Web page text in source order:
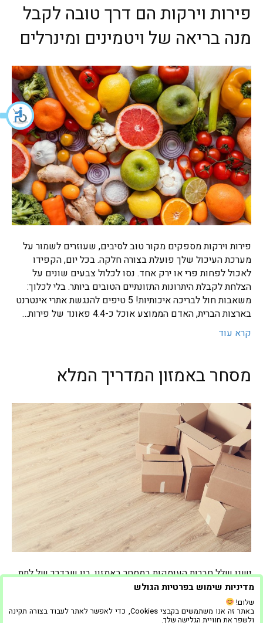
פירות וירקות הם דרך טובה לקבל
מנה בריאה של ויטמינים ומינרלים
פירות וירקות מספקים מקור טוב לסיבים, שעוזרים לשמור על
מערכת העיכול שלך פועלת בצורה חלקה. בכל יום, הקפידו
לאכול לפחות פרי או ירק אחד. נסו לכלול צבעים שונים על
הצלחת לקבלת היתרונות התזונתיים הטובים ביותר. בלי לכלוך:
משאבות חול לבריכה איכותיות! 5 טיפים להנגשת אתרי אינטרנט
בארצות הברית, האדם הממוצע אוכל כ-4.4 פאונד של פירות…
קרא עוד
מסחר באמזון המדריך המלא
ישנן שלל חברות העוסקות במסחר באמזון, בין שבדרך של לתת
להם מוצר והם כבר יתפעלו את תהליך המכירה בעבור אחוז
מסוים מהרווחים, או לחלופין ללמוד בעבור כאב ראש סמלי,
ולעיתים גם עלות שהיא נחשבת לזניחה גם אם מדובר באלפי
מדיניות שימוש בפרטיות הגולש
שלום!
באתר זה אנו משתמשים בקבצי Cookies, כדי לאפשר לאתר לעבוד בצורה תקינה
ולשפר את חוויית הגלישה שלך.